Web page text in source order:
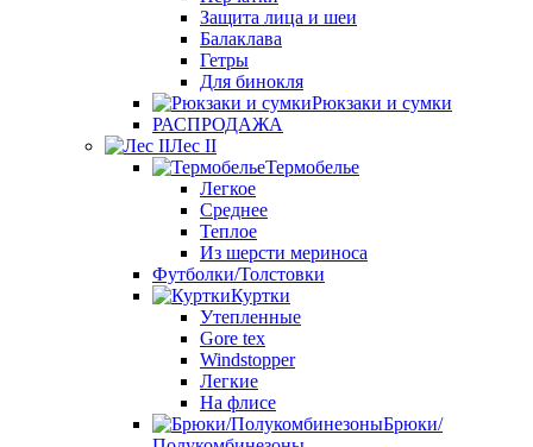
Защита лица и шеи
Балаклава
Гетры
Для бинокля
Рюкзаки и сумки
РАСПРОДАЖА
Лес II
Термобелье
Легкое
Среднее
Теплое
Из шерсти мериноса
Футболки/Толстовки
Куртки
Утепленные
Gore tex
Windstopper
Легкие
На флисе
Брюки/